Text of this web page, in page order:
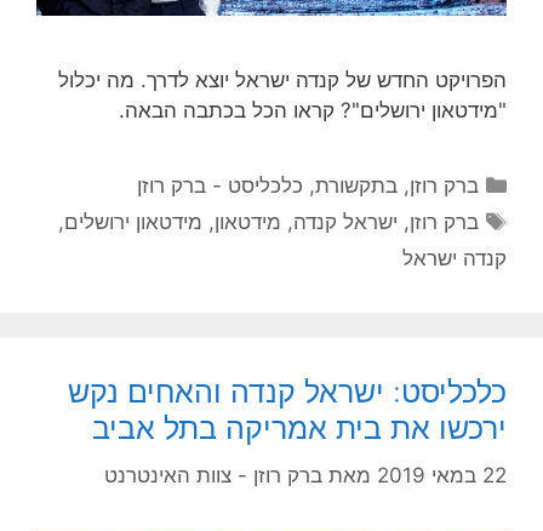
הפרויקט החדש של קנדה ישראל יוצא לדרך. מה יכלול
"מידטאון ירושלים"? קראו הכל בכתבה הבאה.
קטגוריות
ברק רוזן,בתקשורת, כלכליסט - ברק רוזן
תגיות
ברק רוזן, ישראל קנדה, מידטאון, מידטאון ירושלים,
קנדה ישראל
כלכליסט: ישראל קנדה והאחים נקש
ירכשו את בית אמריקה בתל אביב
22 במאי 2019 מאת ברק רוזן - צוות האינטרנט